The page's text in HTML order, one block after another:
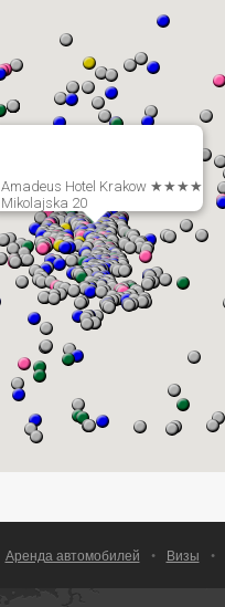
Amadeus Hotel Krakow ★★★★
Mikolajska 20
Аренда автомобилей • Визы •